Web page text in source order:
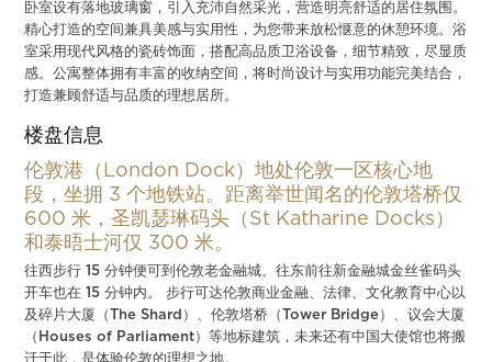
卧室设有落地玻璃窗，引入充沛自然采光，营造明亮舒适的居住氛围。
精心打造的空间兼具美感与实用性，为您带来放松惬意的休憩环境。浴
室采用现代风格的瓷砖饰面，搭配高品质卫浴设备，细节精致，尽显质
感。公寓整体拥有丰富的收纳空间，将时尚设计与实用功能完美结合，
打造兼顾舒适与品质的理想居所。
楼盘信息
伦敦港（London Dock）地处伦敦一区核心地
段，坐拥 3 个地铁站。距离举世闻名的伦敦塔桥仅
600 米，圣凯瑟琳码头（St Katharine Docks）
和泰晤士河仅 300 米。
往西步行 15 分钟便可到伦敦老金融城。往东前往新金融城金丝雀码头
开车也在 15 分钟内。 步行可达伦敦商业金融、法律、文化教育中心以
及碎片大厦（The Shard）、伦敦塔桥（Tower Bridge）、议会大厦
（Houses of Parliament）等地标建筑，未来还有中国大使馆也将搬